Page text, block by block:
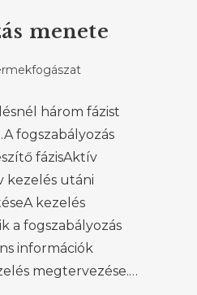
menete
három fázist
fogszabályozás
fázisAktív
kezelés utáni
kezelés
a fogszabályozás
információk
megtervezése.…